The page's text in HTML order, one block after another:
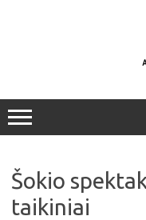
Šokio
taikiniai